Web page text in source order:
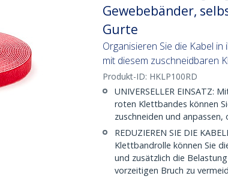
Gewebebänder,
Gurte
Organisieren Sie die Kabel
mit diesem zuschneidbaren
Produkt-ID: HKLP100RD
UNIVERSELLER EINSATZ:
roten Klettbandes können
zuschneiden und
REDUZIEREN SIE DIE
Klettbandrolle können Sie
und zusätzlich die
vorzeitigen Bruch zu